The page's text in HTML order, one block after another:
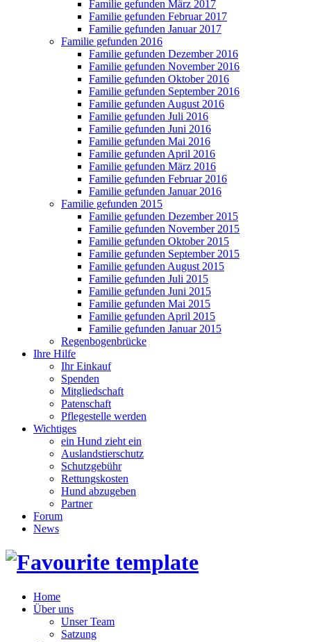
Familie gefunden März 2017
Familie gefunden Februar 2017
Familie gefunden Januar 2017
Familie gefunden 2016
Familie gefunden Dezember 2016
Familie gefunden November 2016
Familie gefunden Oktober 2016
Familie gefunden September 2016
Familie gefunden August 2016
Familie gefunden Juli 2016
Familie gefunden Juni 2016
Familie gefunden Mai 2016
Familie gefunden April 2016
Familie gefunden März 2016
Familie gefunden Februar 2016
Familie gefunden Januar 2016
Familie gefunden 2015
Familie gefunden Dezember 2015
Familie gefunden November 2015
Familie gefunden Oktober 2015
Familie gefunden September 2015
Familie gefunden August 2015
Familie gefunden Juli 2015
Familie gefunden Juni 2015
Familie gefunden Mai 2015
Familie gefunden April 2015
Familie gefunden Januar 2015
Regenbogenbrücke
Ihre Hilfe
Ihr Einkauf
Spenden
Mitgliedschaft
Patenschaft
Pflegestelle werden
Wichtiges
ein Hund zieht ein
Auslandstierschutz
Schutzgebühr
Rettungskosten
Hund abzugeben
Partner
Forum
News
Home
Über uns
Unser Team
Satzung